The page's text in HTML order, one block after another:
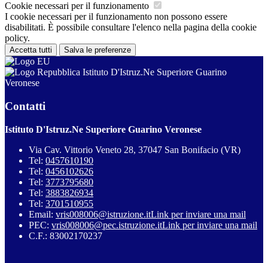
Cookie necessari per il funzionamento
I cookie necessari per il funzionamento non possono essere
disabilitati. È possibile consultare l'elenco nella pagina della cookie
policy.
Accetta tutti Salva le preferenze
Istituto D'Istruz.Ne Superiore Guarino
Veronese
Contatti
Istituto D'Istruz.Ne Superiore Guarino Veronese
Via Cav. Vittorio Veneto 28, 37047 San Bonifacio (VR)
Tel: 0457610190
Tel: 0456102626
Tel: 3773795680
Tel: 3883826934
Tel: 3701510955
Email: vris008006@istruzione.itLink per inviare una mail
PEC: vris008006@pec.istruzione.itLink per inviare una mail
C.F.: 83002170237